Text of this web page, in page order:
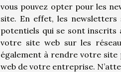
vous pouvez opter pour les
site. En effet, les
potentiels qui se sont inscrits
votre site web sur les
également à rendre votre site
web de votre entreprise.